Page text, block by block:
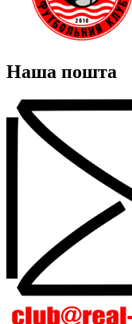
Наша пошта